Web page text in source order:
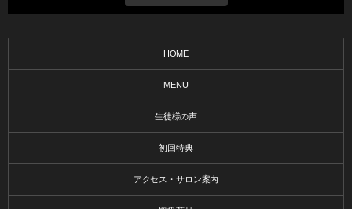
HOME
MENU
生徒様の声
初回特典
アクセス・サロン案内